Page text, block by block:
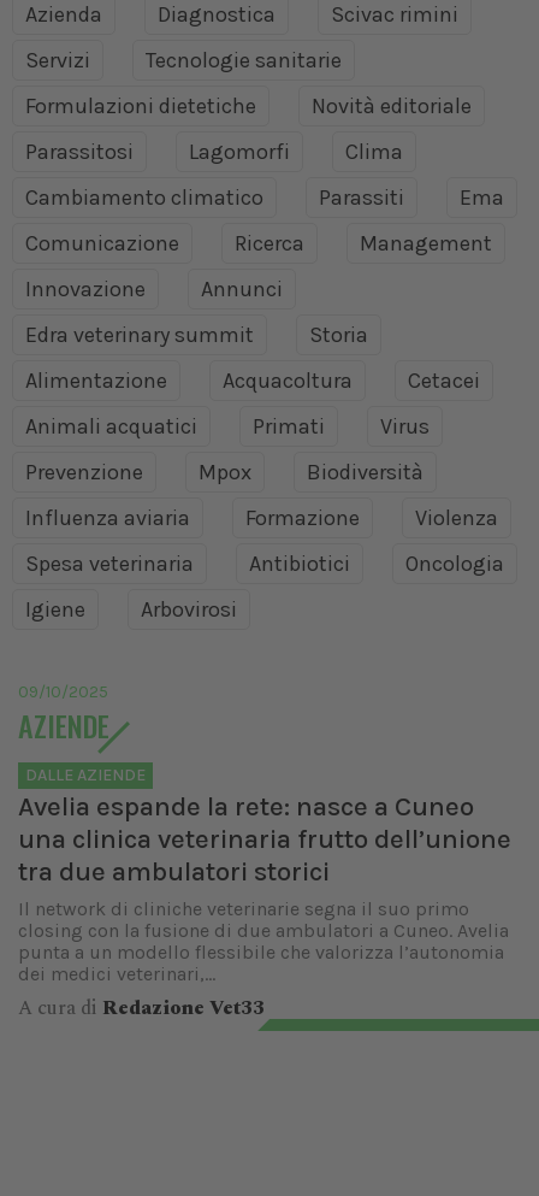
Azienda
Diagnostica
Scivac rimini
Servizi
Tecnologie sanitarie
Formulazioni dietetiche
Novità editoriale
Parassitosi
Lagomorfi
Clima
Cambiamento climatico
Parassiti
Ema
Comunicazione
Ricerca
Management
Innovazione
Annunci
Edra veterinary summit
Storia
Alimentazione
Acquacoltura
Cetacei
Animali acquatici
Primati
Virus
Prevenzione
Mpox
Biodiversità
Influenza aviaria
Formazione
Violenza
Spesa veterinaria
Antibiotici
Oncologia
Igiene
Arbovirosi
09/10/2025
AZIENDE
DALLE AZIENDE
Avelia espande la rete: nasce a Cuneo
una clinica veterinaria frutto dell’unione
tra due ambulatori storici
Il network di cliniche veterinarie segna il suo primo
closing con la fusione di due ambulatori a Cuneo. Avelia
punta a un modello flessibile che valorizza l’autonomia
dei medici veterinari,...
A cura di Redazione Vet33